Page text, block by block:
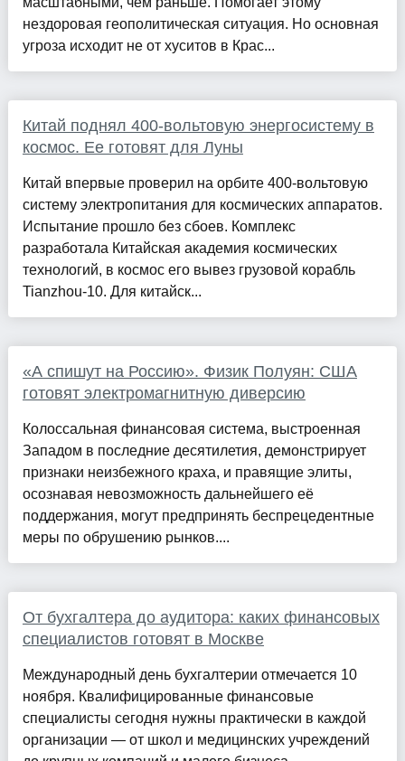
нездоровая геополитическая ситуация. Но основная
угроза исходит не от хуситов в Крас...
Китай поднял 400-вольтовую энергосистему в
космос. Ее готовят для Луны
Китай впервые проверил на орбите 400-вольтовую
систему электропитания для космических аппаратов.
Испытание прошло без сбоев. Комплекс
разработала Китайская академия космических
технологий, в космос его вывез грузовой корабль
Tianzhou-10. Для китайск...
«А спишут на Россию». Физик Полуян: США
готовят электромагнитную диверсию
Колоссальная финансовая система, выстроенная
Западом в последние десятилетия, демонстрирует
признаки неизбежного краха, и правящие элиты,
осознавая невозможность дальнейшего её
поддержания, могут предпринять беспрецедентные
меры по обрушению рынков....
От бухгалтера до аудитора: каких финансовых
специалистов готовят в Москве
Международный день бухгалтерии отмечается 10
ноября. Квалифицированные финансовые
специалисты сегодня нужны практически в каждой
организации — от школ и медицинских учреждений